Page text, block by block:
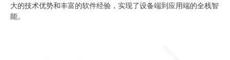
大的技术优势和丰富的软件经验，实现了设备端到应用端的全栈智
能。